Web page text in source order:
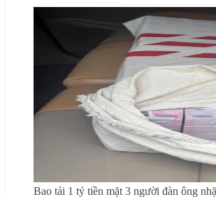
Bao tải 1 tỷ tiền mặt 3 người đàn ông